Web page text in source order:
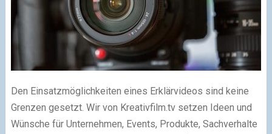
Den Einsatzmöglichkeiten eines Erklärvideos sind keine
Grenzen gesetzt. Wir von Kreativfilm.tv setzen Ideen und
Wünsche für Unternehmen, Events, Produkte, Sachverhalte